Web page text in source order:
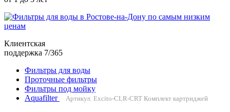
Клиентская
поддержка 7/365
Фильтры для воды
Проточные фильтры
Фильтры под мойку
Aquafilter
Артикул: Excito-CLR-CRT Комплект картриджей